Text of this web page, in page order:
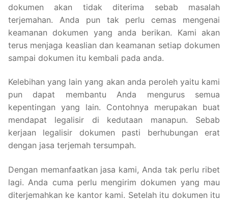
dokumen akan tidak diterima sebab masalah
terjemahan. Anda pun tak perlu cemas mengenai
keamanan dokumen yang anda berikan. Kami akan
terus menjaga keaslian dan keamanan setiap dokumen
sampai dokumen itu kembali pada anda.
Kelebihan yang lain yang akan anda peroleh yaitu kami
pun dapat membantu Anda mengurus semua
kepentingan yang lain. Contohnya merupakan buat
mendapat legalisir di kedutaan manapun. Sebab
kerjaan legalisir dokumen pasti berhubungan erat
dengan jasa terjemah tersumpah.
Dengan memanfaatkan jasa kami, Anda tak perlu ribet
lagi. Anda cuma perlu mengirim dokumen yang mau
diterjemahkan ke kantor kami. Setelah itu dokumen itu